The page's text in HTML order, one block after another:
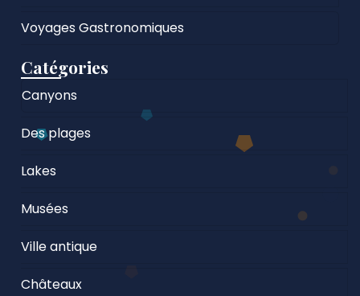
Voyages Gastronomiques
Catégories
Canyons
Des plages
Lakes
Musées
Ville antique
Châteaux